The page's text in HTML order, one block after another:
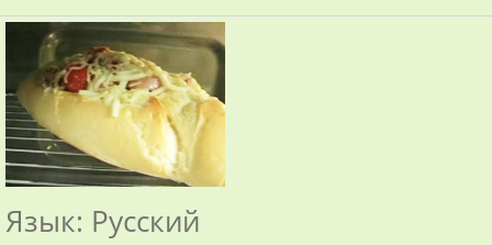
Язык: Русский